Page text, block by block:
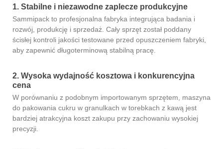
1. Stabilne i niezawodne zaplecze produkcyjne
Sammipack to profesjonalna fabryka integrująca badania i
rozwój, produkcję i sprzedaż. Cały sprzęt został poddany
ścisłej kontroli jakości testowane przed opuszczeniem fabryki,
aby zapewnić długoterminową stabilną pracę.
2. Wysoka wydajność kosztowa i konkurencyjna
cena
W porównaniu z podobnym importowanym sprzętem, maszyna
do pakowania cukru w granulkach w torebkach z kawą jest
bardziej atrakcyjna koszt zakupu przy zachowaniu wysokiej
precyzji.